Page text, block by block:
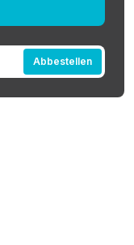
Abbestellen